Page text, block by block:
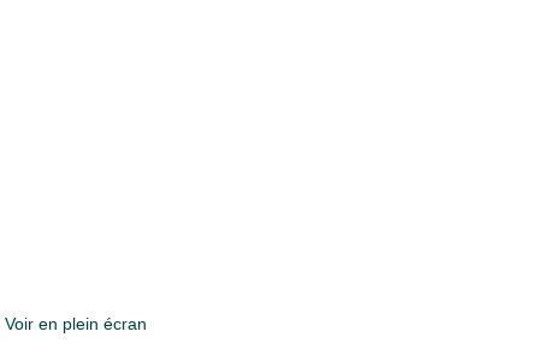
Voir en plein écran